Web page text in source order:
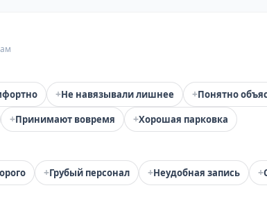
+Не навязывали лишнее +Понятно
+Принимают вовремя +Хорошая парковка
+Грубый персонал +Неудобная запись +